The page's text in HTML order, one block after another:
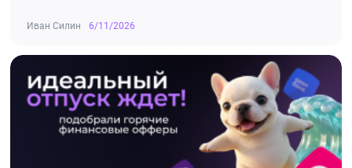
Иван Силин 6/11/2026